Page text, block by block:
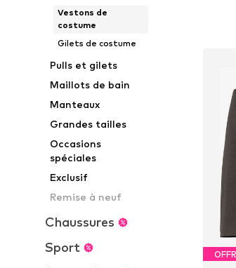
Vestons de
costume
Gilets de costume
Pulls et gilets
Maillots de bain
Manteaux
Grandes tailles
Occasions
spéciales
Exclusif
Remise à neuf
Chaussures
Sport